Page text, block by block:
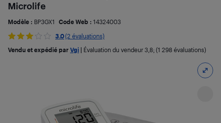
Microlife
Modèle : BP3GX1 Code Web : 14324003
3.0(2 évaluations)
Vendu et expédié par Vgi Évaluation du vendeur 3,8; (1 298 évaluations)